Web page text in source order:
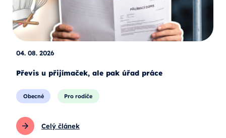
04. 08. 2026
Převis u přijímaček, ale pak úřad práce
Obecné Pro rodiče
Celý článek